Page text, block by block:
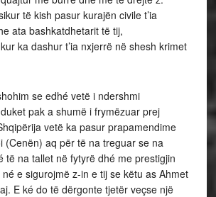
të kish pasur kurajën civile t’ia
ata bashkatdhetarit të tij,
ka dashur t’ia nxjerrë në shesh krimet
se edhé vetë i ndershmi
pak a shumë i frymëzuar prej
vetë ka pasur prapamendime
(Cenën) aq për të na treguar se na
të na tallet në fytyrë dhé me prestigjin
né e sigurojmë z-in e tij se këtu as Ahmet
E ké do të dërgonte tjetër veçse një